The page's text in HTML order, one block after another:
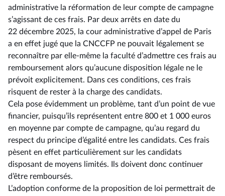
administrative la réformation de leur compte de campagne
s’agissant de ces frais. Par deux arrêts en date du
22 décembre 2025, la cour administrative d’appel de Paris
a en effet jugé que la CNCCFP ne pouvait légalement se
reconnaître par elle-même la faculté d’admettre ces frais au
remboursement alors qu’aucune disposition légale ne le
prévoit explicitement. Dans ces conditions, ces frais
risquent de rester à la charge des candidats.
Cela pose évidemment un problème, tant d’un point de vue
financier, puisqu’ils représentent entre 800 et 1 000 euros
en moyenne par compte de campagne, qu’au regard du
respect du principe d’égalité entre les candidats. Ces frais
pèsent en effet particulièrement sur les candidats
disposant de moyens limités. Ils doivent donc continuer
d’être remboursés.
L’adoption conforme de la proposition de loi permettrait de